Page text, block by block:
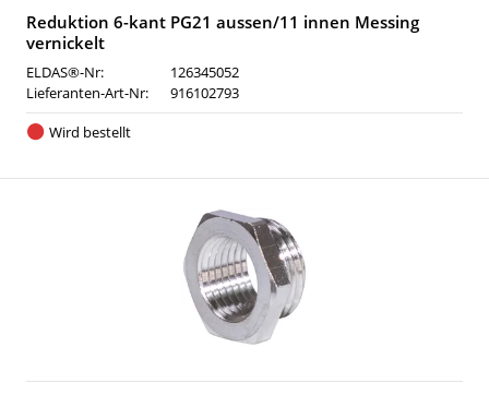
Reduktion 6-kant PG21 aussen/11 innen Messing
vernickelt
ELDAS®-Nr:
126345052
Lieferanten-Art-Nr:
916102793
Wird bestellt